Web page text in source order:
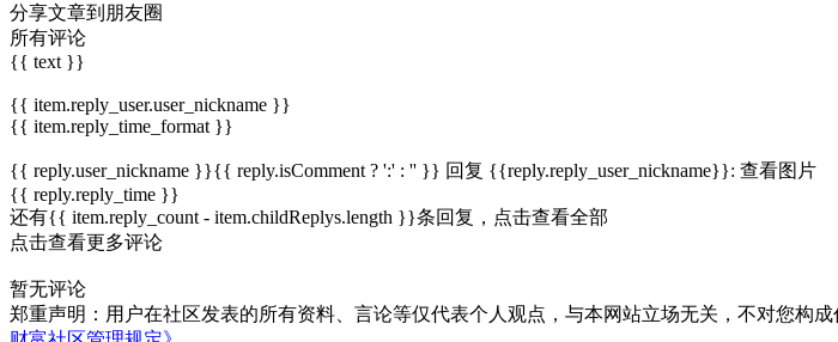
分享文章到朋友圈
所有评论
{{ text }}
{{ item.reply_user.user_nickname }}
{{ item.reply_time_format }}
{{ reply.user_nickname }}{{ reply.isComment ? ':' : '' }} 回复 {{reply.reply_user_nickname}}: 查看图片
{{ reply.reply_time }}
还有{{ item.reply_count - item.childReplys.length }}条回复， 点击查看全部
点击查看更多评论
暂无评论
郑重声明：用户在社区发表的所有资料、言论等仅代表个人观点，与本网站立场无关，不对您构